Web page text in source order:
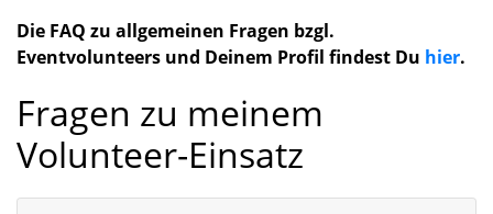
Die FAQ zu allgemeinen Fragen bzgl.
Eventvolunteers und Deinem Profil findest Du hier.
Fragen zu meinem
Volunteer-Einsatz